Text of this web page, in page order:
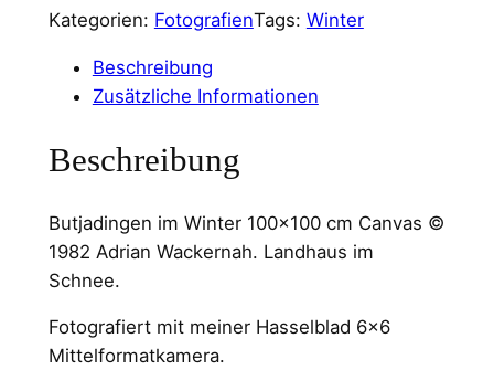
Kategorien: FotografienTags: Winter
Beschreibung
Zusätzliche Informationen
Beschreibung
Butjadingen im Winter 100×100 cm Canvas ©
1982 Adrian Wackernah. Landhaus im
Schnee.
Fotografiert mit meiner Hasselblad 6×6
Mittelformatkamera.